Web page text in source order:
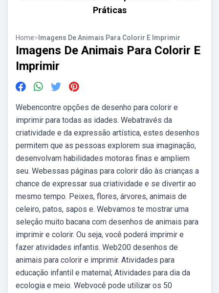
Práticas
Home> Imagens De Animais Para Colorir E Imprimir
Imagens De Animais Para Colorir E
Imprimir
Webencontre opções de desenho para colorir e
imprimir para todas as idades. Webatravés da
criatividade e da expressão artística, estes desenhos
permitem que as pessoas explorem sua imaginação,
desenvolvam habilidades motoras finas e ampliem
seu. Webessas páginas para colorir dão às crianças a
chance de expressar sua criatividade e se divertir ao
mesmo tempo. Peixes, flores, árvores, animais de
celeiro, patos, sapos e. Webvamos te mostrar uma
seleção muito bacana com desenhos de animais para
imprimir e colorir. Ou seja, você poderá imprimir e
fazer atividades infantis. Web200 desenhos de
animais para colorir e imprimir. Atividades para
educação infantil e maternal; Atividades para dia da
ecologia e meio. Webvocê pode utilizar os 50